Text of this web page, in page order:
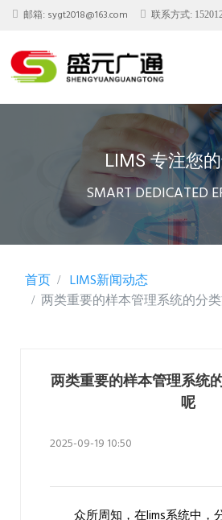
邮箱: sygt2018@163.com 联系方式:
LIMS 专注您
SMART DEDICATED
首页 LIMS新闻动态
两类重要的样本管理系统的分
两类重要的样本管理系统
呢
2025-09-19 10:50
众所周知，在lims系统中，